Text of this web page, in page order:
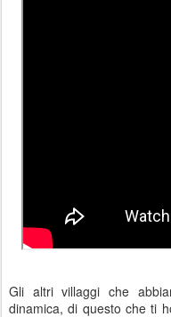
Gli altri villaggi che
dinamica, di questo che ti